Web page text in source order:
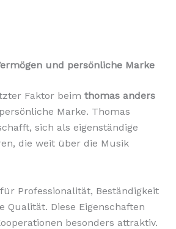
und persönliche Marke
Faktor beim thomas anders
Marke. Thomas
sich als eigenständige
die weit über die Musik
Professionalität, Beständigkeit
Qualität. Diese Eigenschaften
besonders attraktiv.